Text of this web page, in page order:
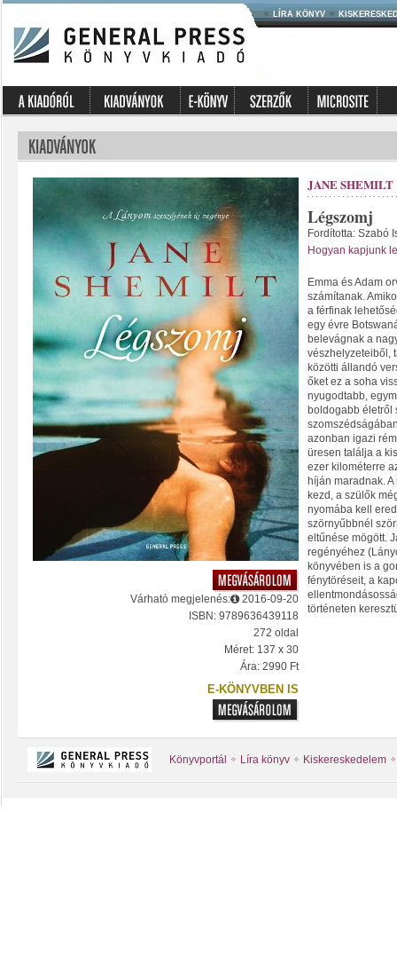
LÍRA KÖNYV
Várható megjelenés:
2016-09-20
ISBN: 9789636439118
272 oldal
Méret: 137 x 30
Ára: 2990 Ft
E-KÖNYVBEN IS
JANE SHEMILT
Légszomj
Fordította: Szabó
Hogyan kapjunk
Emma és Adam
számítanak.
a férfinak
egy évre
belevágnak a
vészhelyzeteiből,
közötti állandó
őket ez a soha
nyugodtabb,
boldogabb életről
azonban igazi
üresen találja a
ezer kilométerre
híján maradnak.
kezd, a szülők
nyomába kell
szörnyűbbnél
eltűnése mögött.
regényéhez
könyvében is a
fénytöréseit, a
történeten
Könyvportál Líra könyv Kiskereskedelem